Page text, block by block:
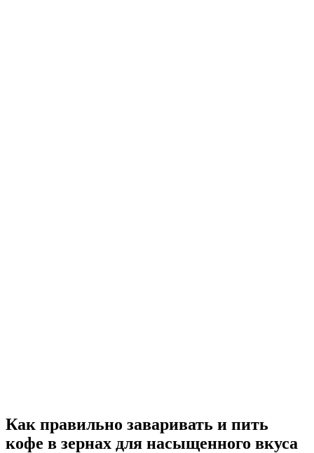
Как правильно заваривать и пить
кофе в зернах для насыщенного вкуса